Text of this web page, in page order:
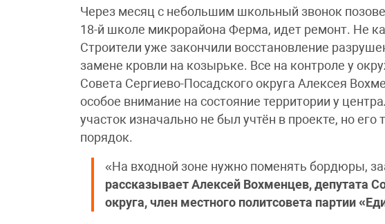
Через месяц с небольшим школьный звонок
18-й школе микрорайона Ферма, идет ремонт. Не
Строители уже закончили восстановление
замене кровли на козырьке. Все на контроле у
Совета Сергиево-Посадского округа Алексея
особое внимание на состояние территории у
участок изначально не был учтён в проекте, но его
порядок.
«На входной зоне нужно поменять бордюры,
рассказывает Алексей Вохменцев, депутата
округа, член местного политсовета партии